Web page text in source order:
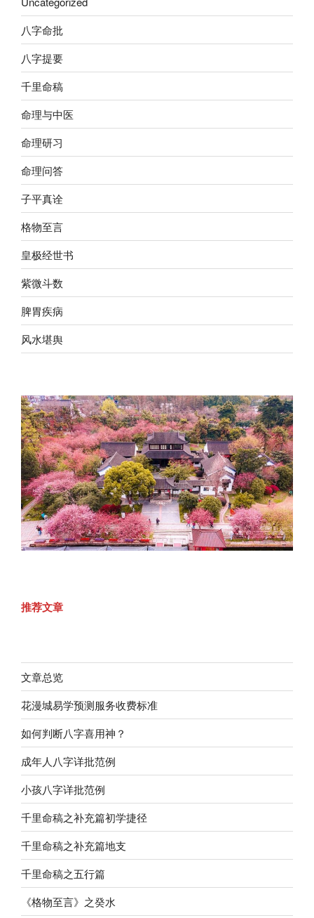
八字命批
八字提要
千里命稿
命理与中医
命理研习
命理问答
子平真诠
格物至言
皇极经世书
紫微斗数
脾胃疾病
风水堪舆
推荐文章
文章总览
花漫城易学预测服务收费标准
如何判断八字喜用神？
成年人八字详批范例
小孩八字详批范例
千里命稿之补充篇初学捷径
千里命稿之补充篇地支
千里命稿之五行篇
《格物至言》之癸水